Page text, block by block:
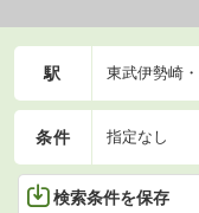
駅 東武伊勢崎
条件 指定なし
検索条件を保存